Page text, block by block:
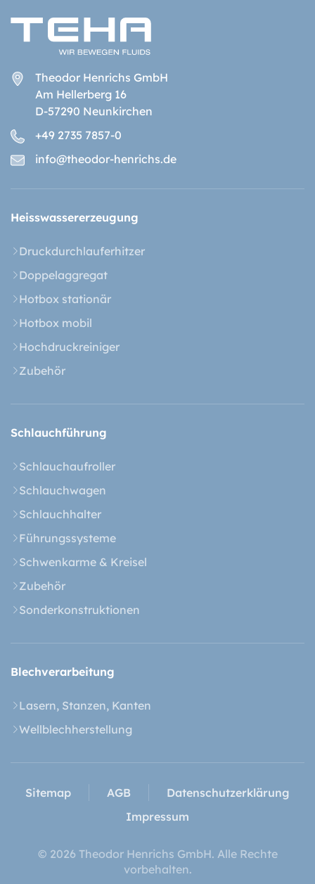
Theodor Henrichs GmbH
Am Hellerberg 16
D-57290 Neunkirchen
+49 2735 7857-0
info@theodor-henrichs.de
Heisswasser­erzeugung
Druckdurchlauferhitzer
Doppelaggregat
Hotbox stationär
Hotbox mobil
Hochdruckreiniger
Zubehör
Schlauchführung
Schlauchaufroller
Schlauchwagen
Schlauchhalter
Führungssysteme
Schwenkarme & Kreisel
Zubehör
Sonderkonstruktionen
Blech­verarbeitung
Lasern, Stanzen, Kanten
Wellblechherstellung
Sitemap AGB
Datenschutzerklärung
Impressum
© 2026 Theodor Henrichs GmbH. Alle Rechte
vorbehalten.